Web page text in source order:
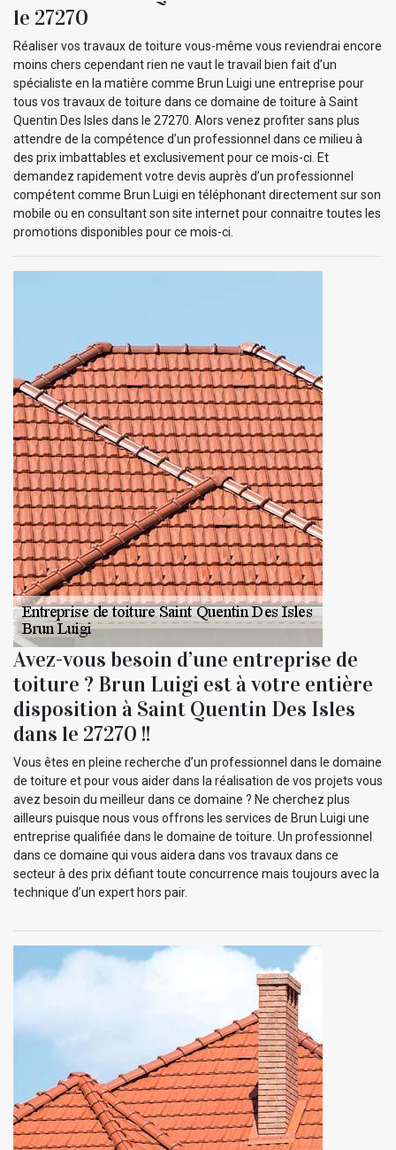
le 27270
Réaliser vos travaux de toiture vous-même vous reviendrai encore
moins chers cependant rien ne vaut le travail bien fait d’un
spécialiste en la matière comme Brun Luigi une entreprise pour
tous vos travaux de toiture dans ce domaine de toiture à Saint
Quentin Des Isles dans le 27270. Alors venez profiter sans plus
attendre de la compétence d’un professionnel dans ce milieu à
des prix imbattables et exclusivement pour ce mois-ci. Et
demandez rapidement votre devis auprès d’un professionnel
compétent comme Brun Luigi en téléphonant directement sur son
mobile ou en consultant son site internet pour connaitre toutes les
promotions disponibles pour ce mois-ci.
Avez-vous besoin d’une entreprise de
toiture ? Brun Luigi est à votre entière
disposition à Saint Quentin Des Isles
dans le 27270 !!
Vous êtes en pleine recherche d’un professionnel dans le domaine
de toiture et pour vous aider dans la réalisation de vos projets vous
avez besoin du meilleur dans ce domaine ? Ne cherchez plus
ailleurs puisque nous vous offrons les services de Brun Luigi une
entreprise qualifiée dans le domaine de toiture. Un professionnel
dans ce domaine qui vous aidera dans vos travaux dans ce
secteur à des prix défiant toute concurrence mais toujours avec la
technique d’un expert hors pair.